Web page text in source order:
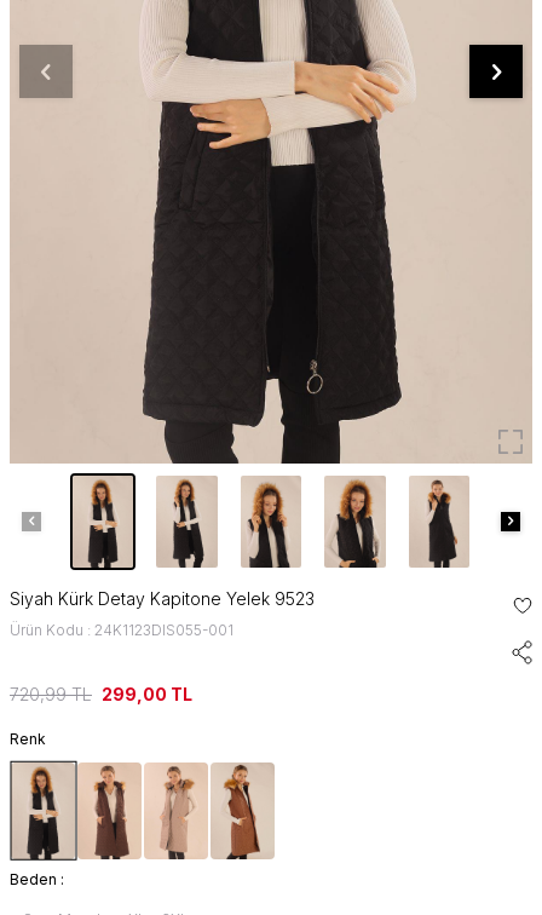
Siyah Kürk Detay Kapitone Yelek 9523
Ürün Kodu : 24K1123DIS055-001
720,99TL 299,00 TL
Renk
Beden :